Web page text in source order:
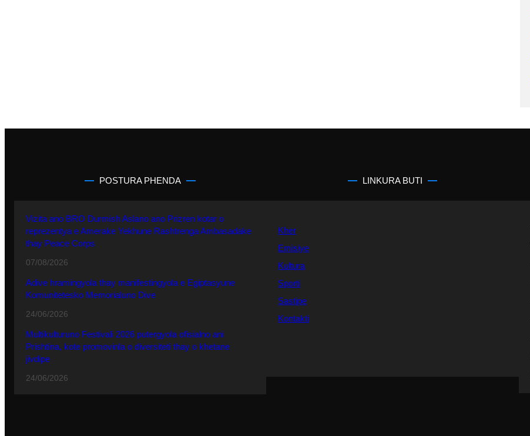
POSTURA PHENDA
Vizita ano BRO Durmish Aslano ano Prizren kotar o
reprezentya e Amerake Yekhune Rashtrenga Ambasadake
thay Peace Corps
07/08/2026
Adive hramingyola thay manifestingyola e Egiptasyune
Komunitetesko Memorialuno Dive
24/06/2026
Multikulturuno Festivali 2026 putergyola ofisialno ani
Prishtina, kote promovinla o diversiteti thay o khetane
jivdipe
24/06/2026
LINKURA BUTI
Kher
Emisiye
Kultura
Sporti
Sastipe
Kontakti